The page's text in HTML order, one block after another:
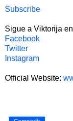
Subscribe
Sigue a Viktorija
Facebook
Twitter
Instagram
Official Website: